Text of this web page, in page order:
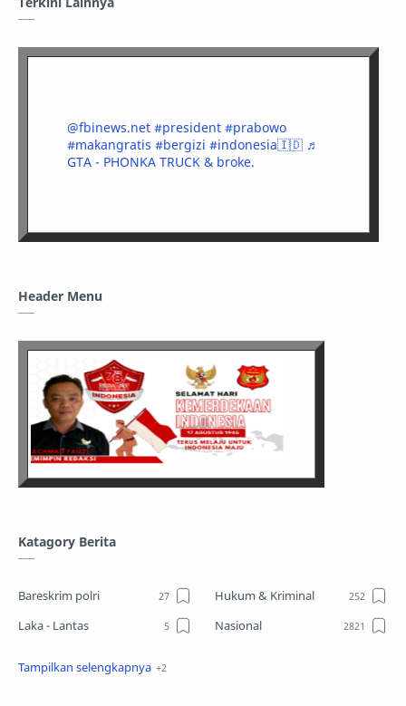
@fbinews.net #president #prabowo
#makangratis #bergizi #indonesia🇮🇩 ♬
GTA - PHONKA TRUCK & broke.
Header Menu
Katagory Berita
Bareskrim polri
Hukum & Kriminal
Laka - Lantas
Nasional